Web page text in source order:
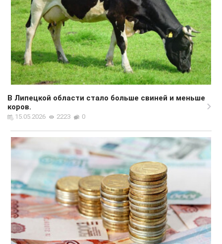
В Липецкой области стало больше свиней и меньше
коров.
15.05.2026 2223 0